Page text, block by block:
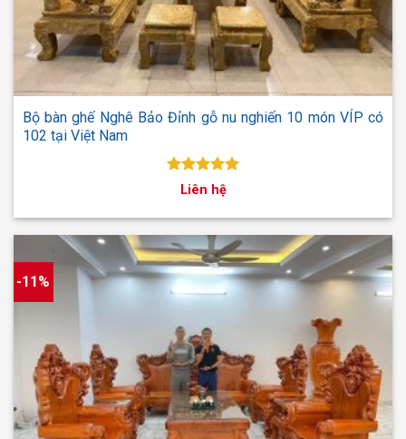
Bộ bàn ghế Nghê Bảo Đỉnh gỗ nu nghiến 10 món VÍP có
102 tại Việt Nam
Được xếp
5.00
5 sao
Liên hệ
-11%